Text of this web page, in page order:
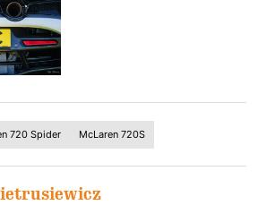
720 Spider McLaren 720S